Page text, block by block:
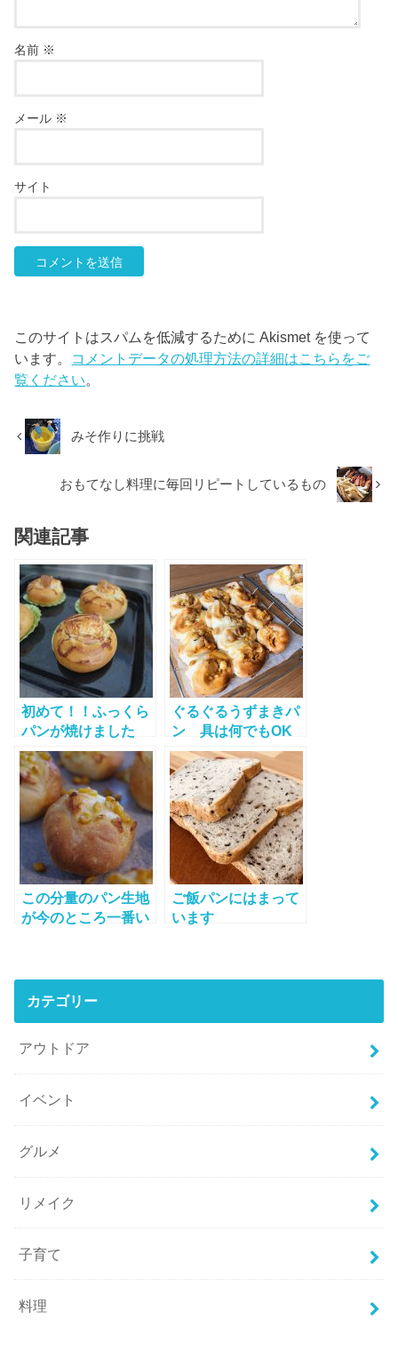
名前 ※
メール ※
サイト
このサイトはスパムを低減するために Akismet を使って
います。 コメントデータの処理方法の詳細はこちらをご
覧ください
みそ作りに挑戦
おもてなし料理に毎回リピートしているもの
関連記事
初めて！！ふっくら
パンが焼けました
ぐるぐるうずまきパ
ン 具は何でもOK
この分量のパン生地
が今のところ一番い
ご飯パンにはまって
います
カテゴリー
アウトドア
イベント
グルメ
リメイク
子育て
料理